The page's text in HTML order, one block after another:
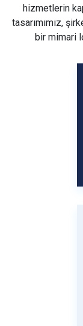
hizmetlerin
tasarımımız,
bir mimari